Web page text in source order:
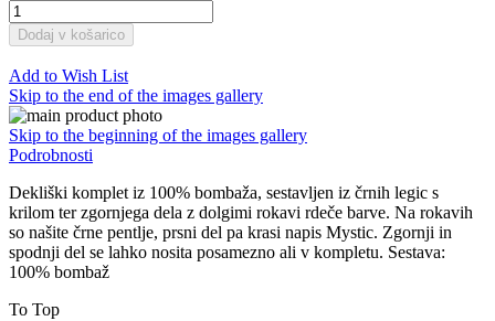
Dodaj v košarico
Add to Wish List
Skip to the end of the images gallery
Skip to the beginning of the images gallery
Podrobnosti
Dekliški komplet iz 100% bombaža, sestavljen iz črnih legic s
krilom ter zgornjega dela z dolgimi rokavi rdeče barve. Na rokavih
so našite črne pentlje, prsni del pa krasi napis Mystic. Zgornji in
spodnji del se lahko nosita posamezno ali v kompletu. Sestava:
100% bombaž
To Top